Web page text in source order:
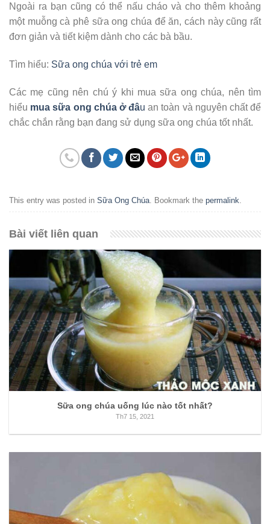
Ngoài ra bạn cũng có thể nấu cháo và cho thêm khoảng
một muỗng cà phê sữa ong chúa để ăn, cách này cũng rất
đơn giản và tiết kiệm dành cho các bà bầu.
Tìm hiểu: Sữa ong chúa với trẻ em
Các mẹ cũng nên chú ý khi mua sữa ong chúa, nên tìm
hiểu mua sữa ong chúa ở đâu an toàn và nguyên chất để
chắc chắn rằng bạn đang sử dụng sữa ong chúa tốt nhất.
This entry was posted in Sữa Ong Chúa . Bookmark the permalink
Bài viết liên quan
Sữa ong chúa uống lúc nào tốt nhất?
Th7 15, 2021